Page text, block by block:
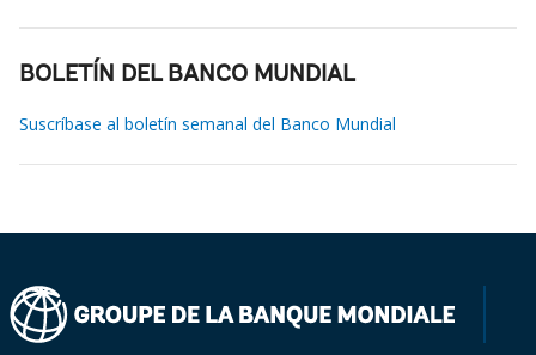
BOLETÍN DEL BANCO MUNDIAL
Suscríbase al boletín semanal del Banco Mundial